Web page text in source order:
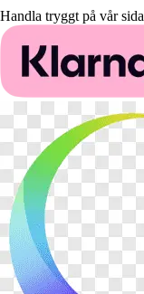
Handla tryggt på vår sida